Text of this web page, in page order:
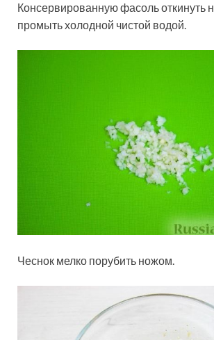
Консервированную фасоль откинуть
промыть холодной чистой водой.
Чеснок мелко порубить ножом.